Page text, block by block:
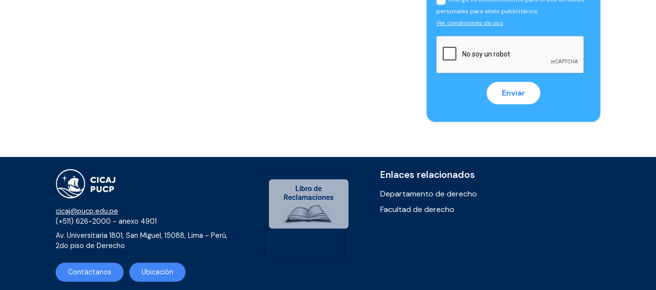
personales para envío publicitarios.
Ver condiciones de uso
cicaj@pucp.edu.pe
(+511) 626-2000 - anexo 4901
Av. Universitaria 1801, San Miguel, 15088, Lima - Perú,
2do piso de Derecho
Contáctanos Ubicación
Enlaces relacionados
Departamento de derecho
Facultad de derecho